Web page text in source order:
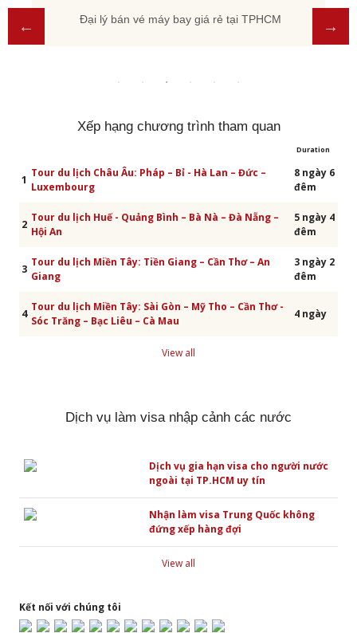
Đại lý bán vé máy bay giá rẻ tại TPHCM
Xếp hạng chương trình tham quan
Duration
1
Tour du lịch Châu Âu: Pháp – Bỉ - Hà Lan – Đức –
Luxembourg
8 ngày 6
đêm
2
Tour du lịch Huế - Quảng Bình – Bà Nà – Đà Nẵng –
Hội An
5 ngày 4
đêm
3
Tour du lịch Miền Tây: Tiền Giang – Cần Thơ – An
Giang
3 ngày 2
đêm
4
Tour du lịch Miền Tây: Sài Gòn – Mỹ Tho – Cần Thơ -
Sóc Trăng – Bạc Liêu – Cà Mau
4 ngày
View all
Dịch vụ làm visa nhập cảnh các nước
Dịch vụ gia hạn visa cho người nước
ngoài tại TP.HCM uy tín
Nhận làm visa Trung Quốc không
đứng xếp hàng đợi
View all
Kết nối với chúng tôi